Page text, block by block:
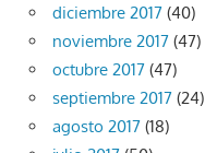
diciembre 2017 (40)
noviembre 2017 (47)
octubre 2017 (47)
septiembre 2017 (24)
agosto 2017 (18)